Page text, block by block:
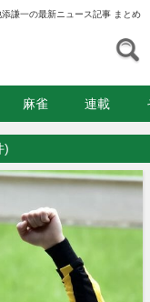
添謙一の最新ニュース記事 まとめ
麻雀 連載
)